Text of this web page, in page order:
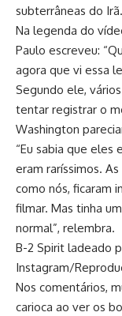
subterrâneas do Irã.
Na legenda do
Paulo escreveu:
agora que vi essa
Segundo ele,
tentar registrar o
Washington
“Eu sabia que eles
eram raríssimos.
como nós, ficaram
filmar. Mas tinha
normal”, relembra.
B-2 Spirit ladeado
Instagram/
Nos comentários,
carioca ao ver os